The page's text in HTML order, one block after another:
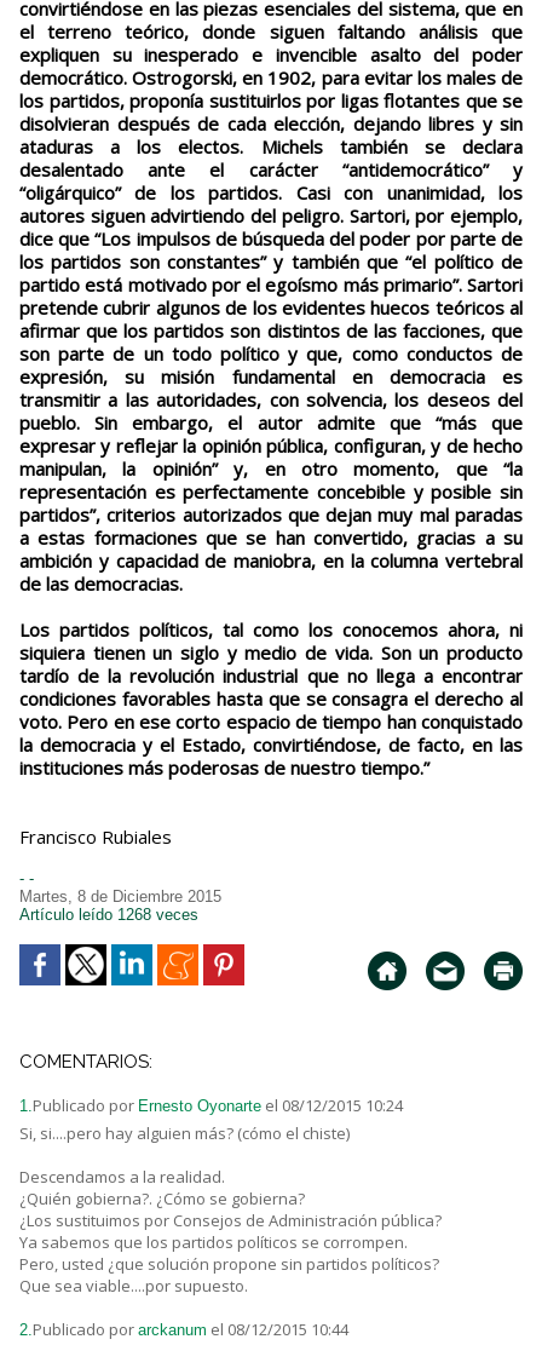
convirtiéndose en las piezas esenciales del sistema, que en
el terreno teórico, donde siguen faltando análisis que
expliquen su inesperado e invencible asalto del poder
democrático. Ostrogorski, en 1902, para evitar los males de
los partidos, proponía sustituirlos por ligas flotantes que se
disolvieran después de cada elección, dejando libres y sin
ataduras a los electos. Michels también se declara
desalentado ante el carácter “antidemocrático” y
“oligárquico” de los partidos. Casi con unanimidad, los
autores siguen advirtiendo del peligro. Sartori, por ejemplo,
dice que “Los impulsos de búsqueda del poder por parte de
los partidos son constantes” y también que “el político de
partido está motivado por el egoísmo más primario”. Sartori
pretende cubrir algunos de los evidentes huecos teóricos al
afirmar que los partidos son distintos de las facciones, que
son parte de un todo político y que, como conductos de
expresión, su misión fundamental en democracia es
transmitir a las autoridades, con solvencia, los deseos del
pueblo. Sin embargo, el autor admite que “más que
expresar y reflejar la opinión pública, configuran, y de hecho
manipulan, la opinión” y, en otro momento, que “la
representación es perfectamente concebible y posible sin
partidos”, criterios autorizados que dejan muy mal paradas
a estas formaciones que se han convertido, gracias a su
ambición y capacidad de maniobra, en la columna vertebral
de las democracias.
Los partidos políticos, tal como los conocemos ahora, ni
siquiera tienen un siglo y medio de vida. Son un producto
tardío de la revolución industrial que no llega a encontrar
condiciones favorables hasta que se consagra el derecho al
voto. Pero en ese corto espacio de tiempo han conquistado
la democracia y el Estado, convirtiéndose, de facto, en las
instituciones más poderosas de nuestro tiempo.”
Francisco Rubiales
- -
Martes, 8 de Diciembre 2015
Artículo leído 1268 veces
COMENTARIOS:
1.Publicado por Ernesto Oyonarte el 08/12/2015 10:24
Si, si....pero hay alguien más? (cómo el chiste)
Descendamos a la realidad.
¿Quién gobierna?. ¿Cómo se gobierna?
¿Los sustituimos por Consejos de Administración pública?
Ya sabemos que los partidos políticos se corrompen.
Pero, usted ¿que solución propone sin partidos políticos?
Que sea viable....por supuesto.
2.Publicado por arckanum el 08/12/2015 10:44